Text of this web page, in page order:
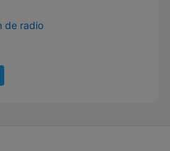
de radio